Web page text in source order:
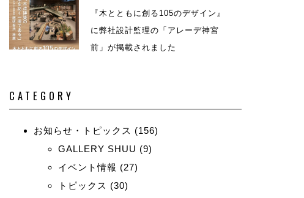
『木とともに創る105のデザイン』
に弊社設計監理の「アレーデ神宮
前」が掲載されました
CATEGORY
お知らせ・トピックス (156)
GALLERY SHUU (9)
イベント情報 (27)
トピックス (30)